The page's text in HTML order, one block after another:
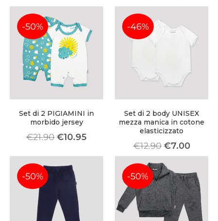
Blog
Forums
Meetups
-50%
Set di 2 PIGIAMINI in
morbido jersey
€21.90 €10.95
-46%
Set di 2 body UNISEX
mezza manica in cotone
elasticizzato
€12.90 €7.00
-50% -50%